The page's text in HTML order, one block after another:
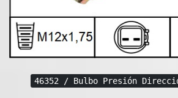
46352 / Bulbo Presión